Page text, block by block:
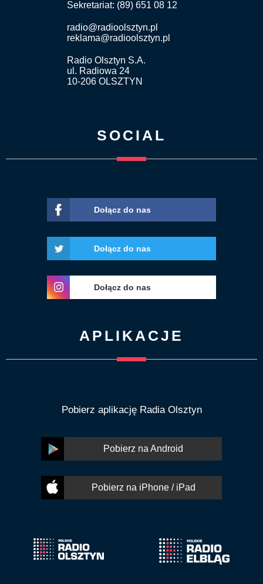
Sekretariat: (89) 651 08 12
radio@radioolsztyn.pl
reklama@radioolsztyn.pl
Radio Olsztyn S.A.
ul. Radiowa 24
10-206 OLSZTYN
SOCIAL
Dołącz do nas
Dołącz do nas
Dołącz do nas
APLIKACJE
Pobierz aplikację Radia Olsztyn
Pobierz na Android
Pobierz na iPhone / iPad